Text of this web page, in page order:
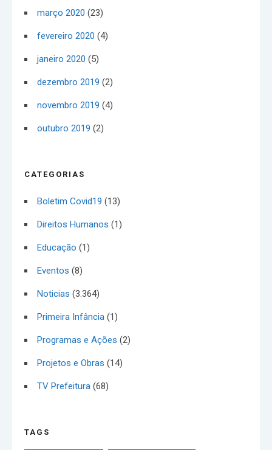
março 2020 (23)
fevereiro 2020 (4)
janeiro 2020 (5)
dezembro 2019 (2)
novembro 2019 (4)
outubro 2019 (2)
CATEGORIAS
Boletim Covid19 (13)
Direitos Humanos (1)
Educação (1)
Eventos (8)
Noticias (3.364)
Primeira Infância (1)
Programas e Ações (2)
Projetos e Obras (14)
TV Prefeitura (68)
TAGS